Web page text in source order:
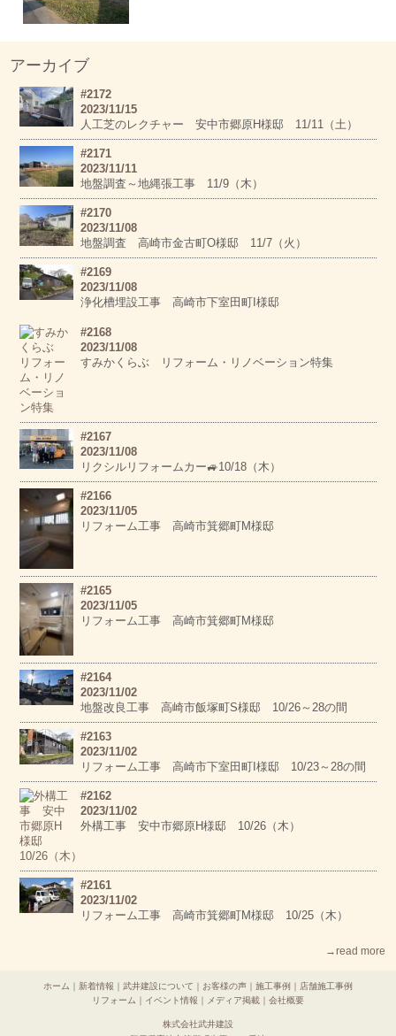
アーカイブ
#2172
2023/11/15
人工芝のレクチャー 安中市郷原H様邸 11/11（土）
#2171
2023/11/11
地盤調査～地縄張工事 11/9（木）
#2170
2023/11/08
地盤調査 高崎市金古町O様邸 11/7（火）
#2169
2023/11/08
浄化槽埋設工事 高崎市下室田町I様邸
#2168
2023/11/08
すみかくらぶ リフォーム・リノベーション特集
#2167
2023/11/08
リクシルリフォームカー🚙10/18（木）
#2166
2023/11/05
リフォーム工事 高崎市箕郷町M様邸
#2165
2023/11/05
リフォーム工事 高崎市箕郷町M様邸
#2164
2023/11/02
地盤改良工事 高崎市飯塚町S様邸 10/26～28の間
#2163
2023/11/02
リフォーム工事 高崎市下室田町I様邸 10/23～28の間
#2162
2023/11/02
外構工事 安中市郷原H様邸 10/26（木）
#2161
2023/11/02
リフォーム工事 高崎市箕郷町M様邸 10/25（木）
→read more
ホーム 新着情報 武井建設について お客様の声 施工事例
店舗施工事例
リフォーム
イベント情報 メディア掲載 会社概要
株式会社武井建設